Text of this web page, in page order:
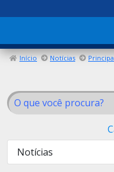
Início Notícias
Notícias